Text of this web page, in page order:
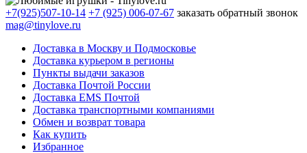
+7(925)507-10-14 +7 (925) 006-07-67 заказать обратный звонок
mag@tinylove.ru
Доставка в Москву и Подмосковье
Доставка курьером в регионы
Пункты выдачи заказов
Доставка Почтой России
Доставка EMS Почтой
Доставка транспортными компаниями
Обмен и возврат товара
Как купить
Избранное